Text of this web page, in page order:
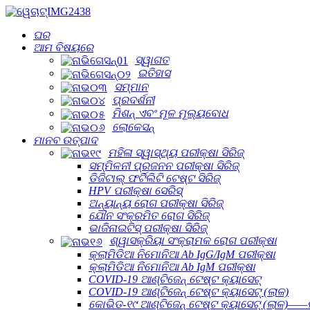
ଘର
ଆମ ବିଷୟରେ
ସ୍ୱାଗତ
ଇତିହାସ
ସମ୍ମାନ
ପ୍ରଦର୍ଶନୀ
ମିଶନ୍ ଏବଂ ମୂଳ ମୂଲ୍ୟବୋଧ
ଲୋକେସନ୍
ମାନବ ଉତ୍ପାଦ
ମହିଳା ସ୍ୱାସ୍ଥ୍ୟ ପରୀକ୍ଷା ସିରିଜ୍
ସମ୍ମିଳନୀ ପ୍ରଜନନ ପରୀକ୍ଷା ସିରିଜ୍
ଡିଜିଟାଲ୍ ଫର୍ଟିଲିଟି ଟେଷ୍ଟ ସିରିଜ୍
HPV ପରୀକ୍ଷା ସେରିସ୍
ଅନ୍ୟାନ୍ୟ ରୋଗ ପରୀକ୍ଷା ସିରିଜ୍
ଯୌନ ସଂକ୍ରମିତ ରୋଗ ସିରିଜ୍
ଭାଜିନାଇଟିସ୍ ପରୀକ୍ଷା ସିରିଜ୍
ଶ୍ୱାସକ୍ରିୟା ସଂକ୍ରାମକ ରୋଗ ପରୀକ୍ଷା
କ୍ଲାମିଡିଆ ନିମୋନିଆ Ab IgG/IgM ପରୀକ୍ଷା
କ୍ଲାମିଡିଆ ନିମୋନିଆ Ab IgM ପରୀକ୍ଷା
COVID-19 ଆଣ୍ଟିଜେନ୍ ଟେଷ୍ଟ କ୍ୟାସେଟ୍
COVID-19 ଆଣ୍ଟିଜେନ୍ ଟେଷ୍ଟ କ୍ୟାସେଟ୍ (ଲାଳ)
କୋଭିଡ-୧୯ ଆଣ୍ଟିଜେନ୍ ଟେଷ୍ଟ କ୍ୟାସେଟ୍